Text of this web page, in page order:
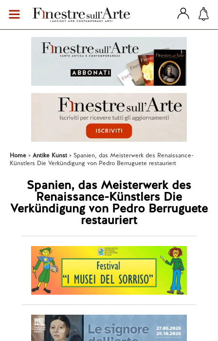
Home Antike Kunst
Spanien, das Meisterwerk des Renaissance-
Künstlers Die Verkündigung von Pedro Berruguete restauriert
Spanien, das Meisterwerk des
Renaissance-Künstlers Die
Verkündigung von Pedro Berruguete
restauriert